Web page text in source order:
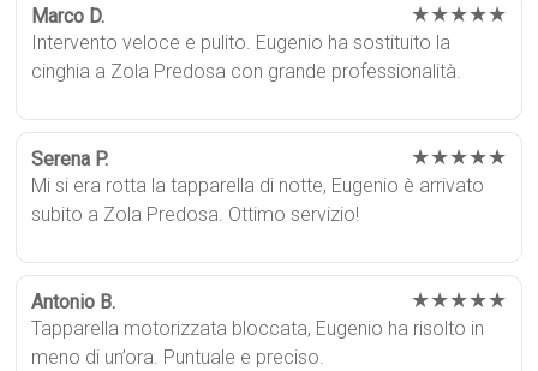
Marco D. ★★★★★
Intervento veloce e pulito. Eugenio ha sostituito la
cinghia a Zola Predosa con grande professionalità.
Serena P. ★★★★★
Mi si era rotta la tapparella di notte, Eugenio è arrivato
subito a Zola Predosa. Ottimo servizio!
Antonio B. ★★★★★
Tapparella motorizzata bloccata, Eugenio ha risolto in
meno di un’ora. Puntuale e preciso.